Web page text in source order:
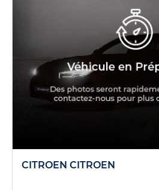
CITROEN CITROEN